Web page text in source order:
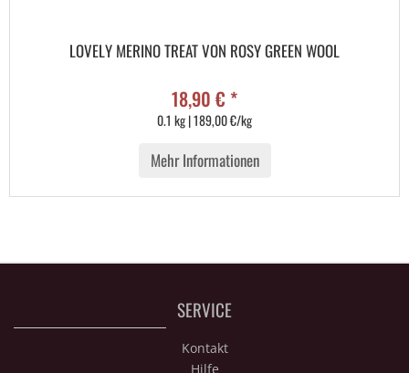
LOVELY MERINO TREAT VON ROSY GREEN WOOL
18,90 € *
0.1 kg | 189,00 €/kg
Mehr Informationen
SERVICE
Kontakt
Hilfe